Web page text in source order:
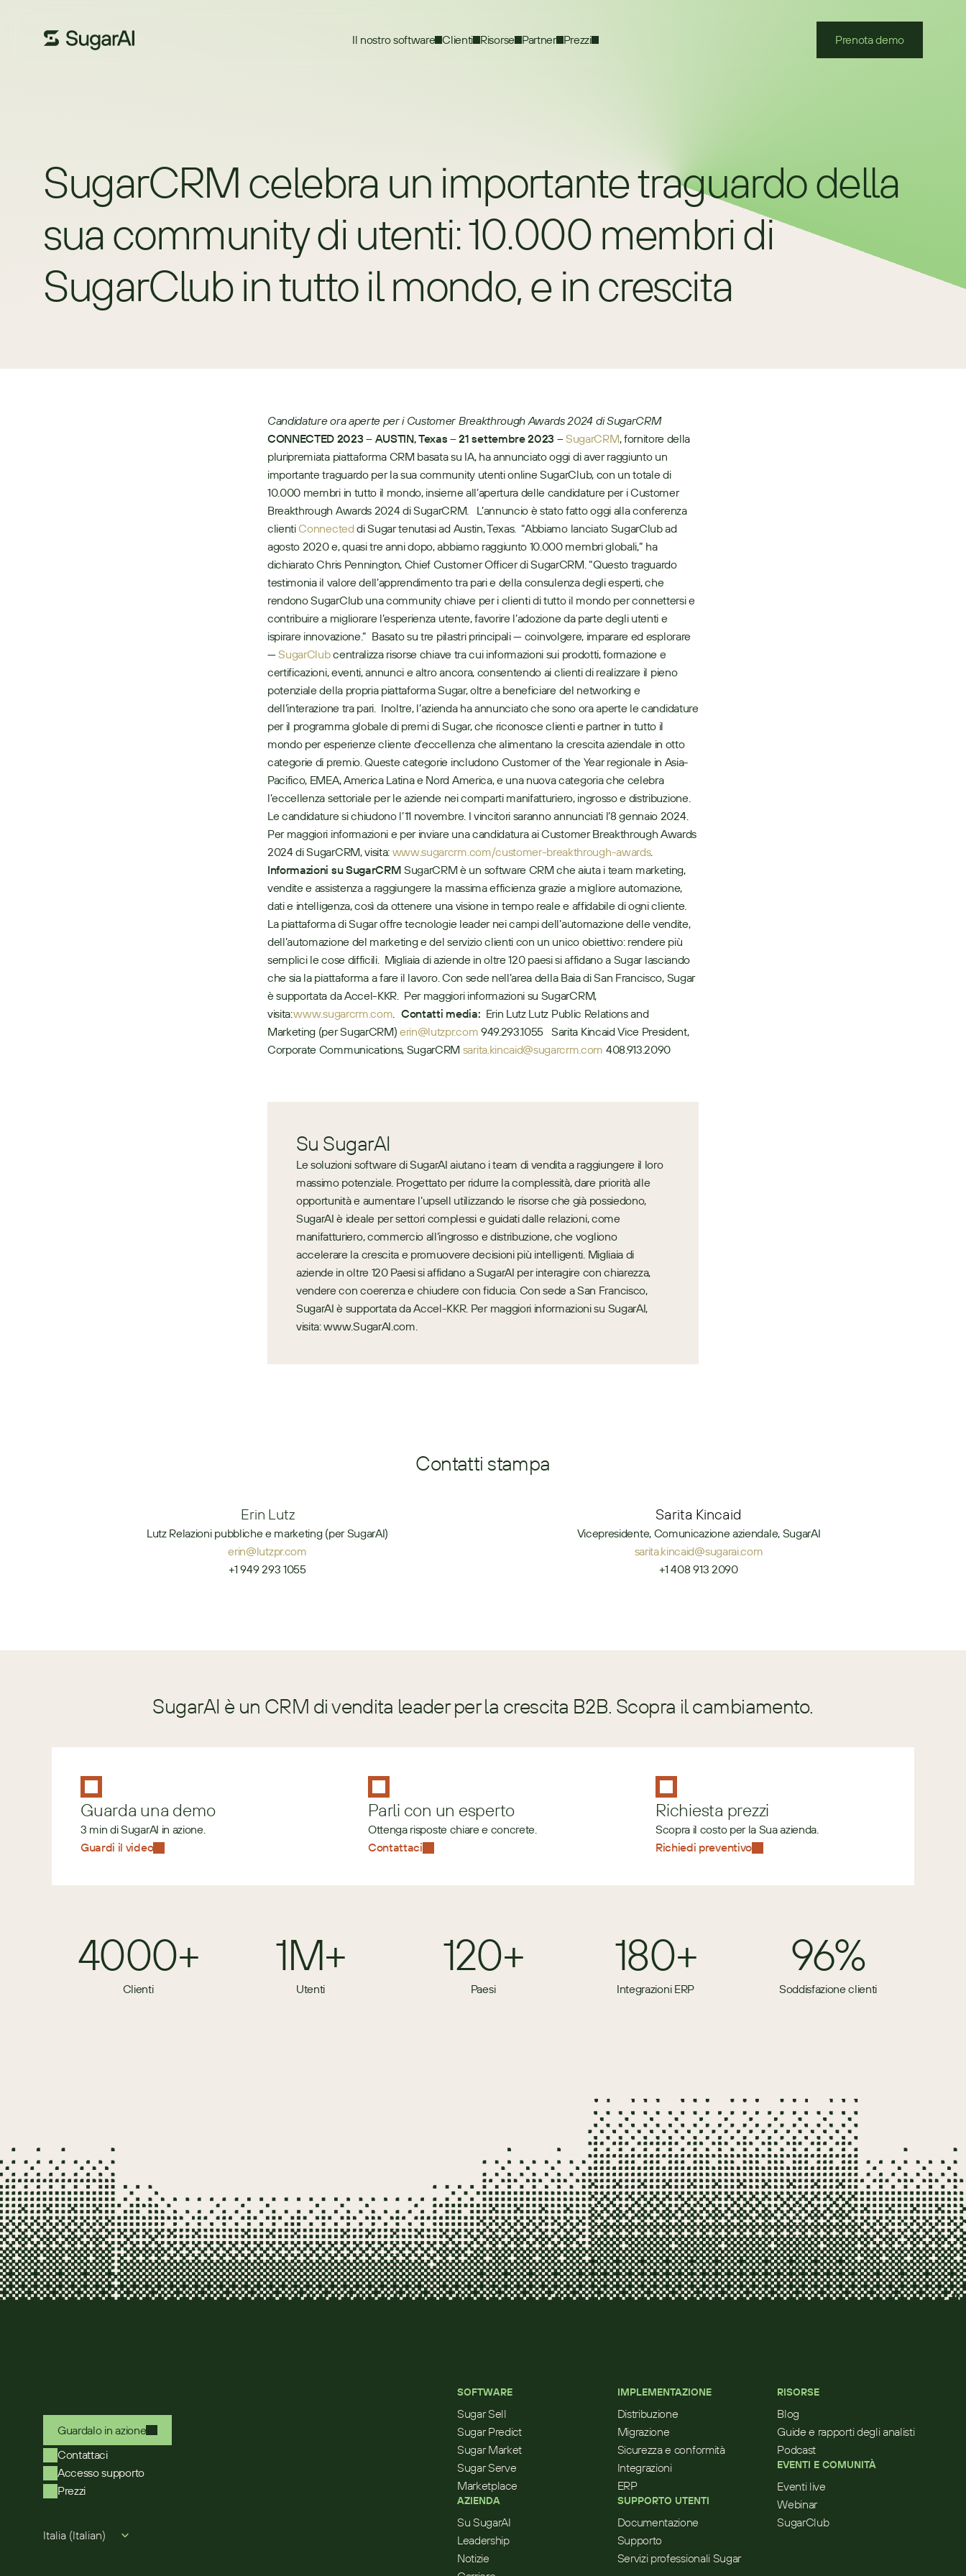
Il nostro software Clienti Risorse Partner Prezzi Prenota demo
SugarCRM celebra un importante traguardo della
sua community di utenti: 10.000 membri di
SugarClub in tutto il mondo, e in crescita
Candidature ora aperte per i Customer Breakthrough Awards 2024 di SugarCRM
CONNECTED 2023 – AUSTIN, Texas – 21 settembre 2023 –SugarCRM, fornitore della
pluripremiata piattaforma CRM basata su IA, ha annunciato oggi di aver raggiunto un
importante traguardo per la sua community utenti online SugarClub, con un totale di
10.000 membri in tutto il mondo, insieme all’apertura delle candidature per i Customer
Breakthrough Awards 2024 di SugarCRM.   L’annuncio è stato fatto oggi alla conferenza
clienti Connected di Sugar tenutasi ad Austin, Texas.  “Abbiamo lanciato SugarClub ad
agosto 2020 e, quasi tre anni dopo, abbiamo raggiunto 10.000 membri globali,” ha
dichiarato Chris Pennington, Chief Customer Officer di SugarCRM. “Questo traguardo
testimonia il valore dell’apprendimento tra pari e della consulenza degli esperti, che
rendono SugarClub una community chiave per i clienti di tutto il mondo per connettersi e
contribuire a migliorare l’esperienza utente, favorire l’adozione da parte degli utenti e
ispirare innovazione.”  ​​​Basato su tre pilastri principali — coinvolgere, imparare ed esplorare
— SugarClub centralizza risorse chiave tra cui informazioni sui prodotti, formazione e
certificazioni, eventi, annunci e altro ancora, consentendo ai clienti di realizzare il pieno
potenziale della propria piattaforma Sugar, oltre a beneficiare del networking e
dell’interazione tra pari.  Inoltre, l’azienda ha annunciato che sono ora aperte le candidature
per il programma globale di premi di Sugar, che riconosce clienti e partner in tutto il
mondo per esperienze cliente d’eccellenza che alimentano la crescita aziendale in otto
categorie di premio. Queste categorie includono Customer of the Year regionale in Asia-
Pacifico, EMEA, America Latina e Nord America, e una nuova categoria che celebra
l’eccellenza settoriale per le aziende nei comparti manifatturiero, ingrosso e distribuzione.
Le candidature si chiudono l’11 novembre. I vincitori saranno annunciati l’8 gennaio 2024.
Per maggiori informazioni e per inviare una candidatura ai Customer Breakthrough Awards
2024 di SugarCRM, visita: www.sugarcrm.com/customer-breakthrough-awards
Informazioni su SugarCRM SugarCRM è un software CRM che aiuta i team marketing,
vendite e assistenza a raggiungere la massima efficienza grazie a migliore automazione,
dati e intelligenza, così da ottenere una visione in tempo reale e affidabile di ogni cliente.
La piattaforma di Sugar offre tecnologie leader nei campi dell’automazione delle vendite,
dell’automazione del marketing e del servizio clienti con un unico obiettivo: rendere più
semplici le cose difficili.  Migliaia di aziende in oltre 120 paesi si affidano a Sugar lasciando
che sia la piattaforma a fare il lavoro. Con sede nell’area della Baia di San Francisco, Sugar
è supportata da Accel-KKR.  Per maggiori informazioni su SugarCRM,
visita: www.sugarcrm.com. Contatti media: Erin Lutz Lutz Public Relations and
Marketing (per SugarCRM) erin@lutzpr.com 949.293.1055   Sarita Kincaid Vice President,
Corporate Communications, SugarCRM sarita.kincaid@sugarcrm.com 408.913.2090
Su SugarAI
Le soluzioni software di SugarAI aiutano i team di vendita a raggiungere il loro
massimo potenziale. Progettato per ridurre la complessità, dare priorità alle
opportunità e aumentare l’upsell utilizzando le risorse che già possiedono,
SugarAI è ideale per settori complessi e guidati dalle relazioni, come
manifatturiero, commercio all’ingrosso e distribuzione, che vogliono
accelerare la crescita e promuovere decisioni più intelligenti. Migliaia di
aziende in oltre 120 Paesi si affidano a SugarAI per interagire con chiarezza,
vendere con coerenza e chiudere con fiducia. Con sede a San Francisco,
SugarAI è supportata da Accel-KKR. Per maggiori informazioni su SugarAI,
visita: www.SugarAI.com.
Contatti stampa
Erin Lutz
Lutz Relazioni pubbliche e marketing (per SugarAI)
erin@lutzpr.com
+1 949 293 1055
Sarita Kincaid
Vicepresidente, Comunicazione aziendale, SugarAI
sarita.kincaid@sugarai.com
+1 408 913 2090
SugarAI è un CRM di vendita leader per la crescita B2B. Scopra il cambiamento.
Guarda una demo
3 min di SugarAI in azione.
Guardi il video
Parli con un esperto
Ottenga risposte chiare e concrete.
Contattaci
Richiesta prezzi
Scopra il costo per la Sua azienda.
Richiedi preventivo
4000+
Clienti
1M+
Utenti
120+
Paesi
180+
Integrazioni ERP
96%
Soddisfazione clienti
Guardalo in azione
Contattaci
Accesso supporto
Prezzi
Italia (Italian)
SOFTWARE
Sugar Sell
Sugar Predict
Sugar Market
Sugar Serve
Marketplace
AZIENDA
Su SugarAI
Leadership
Notizie
IMPLEMENTAZIONE
Distribuzione
Migrazione
Sicurezza e conformità
Integrazioni
ERP
SUPPORTO UTENTI
Documentazione
Supporto
Servizi professionali Sugar
RISORSE
Blog
Guide e rapporti degli analisti
Podcast
EVENTI E COMUNITÀ
Eventi live
Webinar
SugarClub